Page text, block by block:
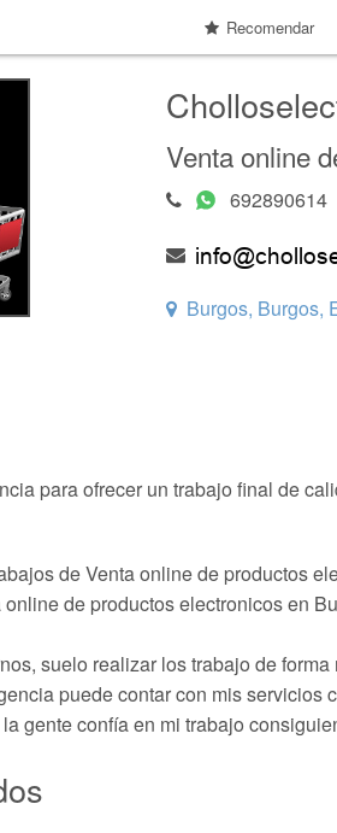
Recomendar
Venta online
692890614
Burgos, Burgos,
para ofrecer un trabajo final de
de Venta online de productos
de productos electronicos en
suelo realizar los trabajo de forma
puede contar con mis servicios
gente confía en mi trabajo